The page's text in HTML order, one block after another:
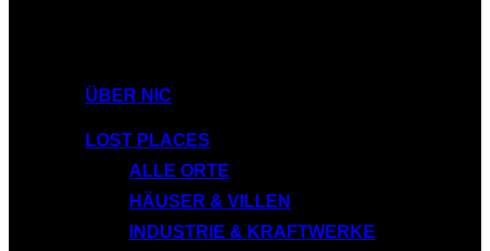
ÜBER NIC
LOST PLACES
ALLE ORTE
HÄUSER & VILLEN
INDUSTRIE & KRAFTWERKE